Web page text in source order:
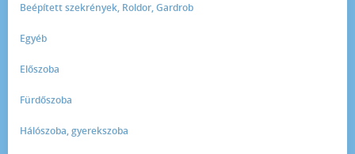
Beépített szekrények, Roldor, Gardrob
Egyéb
Előszoba
Fürdőszoba
Hálószoba, gyerekszoba